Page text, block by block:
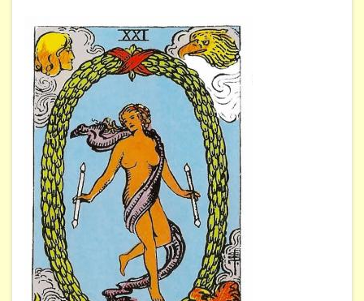
Bioenergía
Chamanismo
Flores de Bach
Hipnosis
Los cristales de cuarzo
Radiestesia
Runas
Tarot